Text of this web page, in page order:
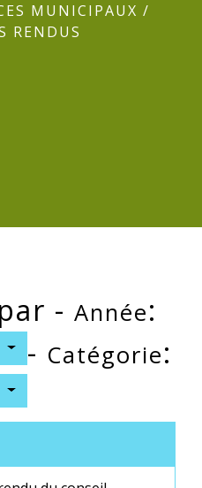
MUNICIPAUX /
RENDUS
- Année:
- Catégorie: